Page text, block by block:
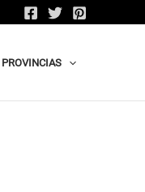
PROVINCIAS